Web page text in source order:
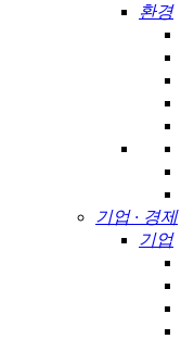
환경
기업 · 경제
기업